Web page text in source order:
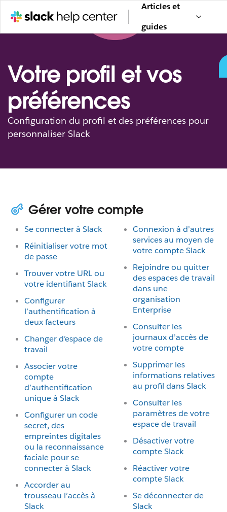
Articles et
guides
Votre profil et vos
préférences
Configuration du profil et des préférences pour
personnaliser Slack
Gérer votre compte
Se connecter à Slack
Réinitialiser votre mot
de passe
Trouver votre URL ou
votre identifiant Slack
Configurer
l’authentification à
deux facteurs
Changer d’espace de
travail
Associer votre
compte
d’authentification
unique à Slack
Configurer un code
secret, des
empreintes digitales
ou la reconnaissance
faciale pour se
connecter à Slack
Accorder au
trousseau l’accès à
Slack
Connexion à d’autres
services au moyen de
votre compte Slack
Rejoindre ou quitter
des espaces de travail
dans une
organisation
Enterprise
Consulter les
journaux d’accès de
votre compte
Supprimer les
informations relatives
au profil dans Slack
Consulter les
paramètres de votre
espace de travail
Désactiver votre
compte Slack
Réactiver votre
compte Slack
Se déconnecter de
Slack